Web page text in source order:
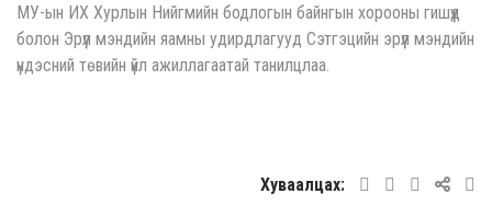
МУ-ын ИХ Хурлын Нийгмийн бодлогын байнгын хорооны гишүүд
болон Эрүүл мэндийн яамны удирдлагууд Сэтгэцийн эрүүл мэндийн
үндэсний төвийн үйл ажиллагаатай танилцлаа.
Хуваалцах: